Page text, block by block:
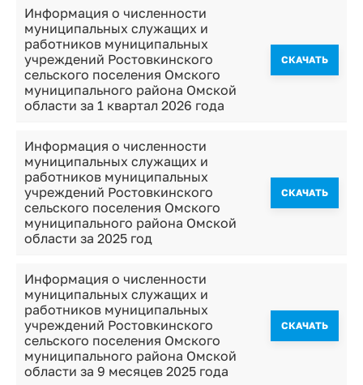
Информация о численности
муниципальных служащих и
работников муниципальных
учреждений Ростовкинского
сельского поселения Омского
муниципального района Омской
области за 1 квартал 2026 года
CКАЧАТЬ
Информация о численности
муниципальных служащих и
работников муниципальных
учреждений Ростовкинского
сельского поселения Омского
муниципального района Омской
области за 2025 год
CКАЧАТЬ
Информация о численности
муниципальных служащих и
работников муниципальных
учреждений Ростовкинского
сельского поселения Омского
муниципального района Омской
области за 9 месяцев 2025 года
CКАЧАТЬ